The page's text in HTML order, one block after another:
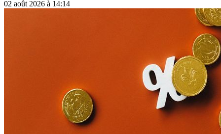
02 août 2026 à 14:14